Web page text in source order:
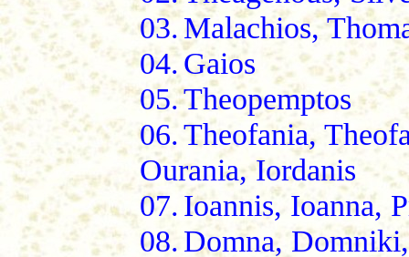
03.Malachios,
04.Gaios
05.Theopemptos
06.Theofania,
Ourania, Iordanis
07. Ioannis, Ioanna,
08. Domna,